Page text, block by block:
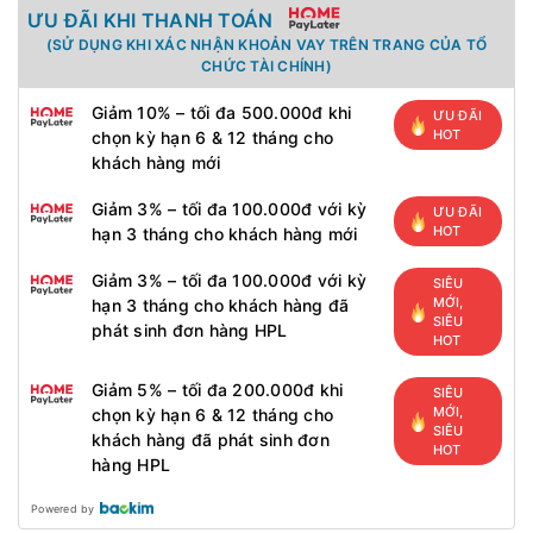
ƯU ĐÃI KHI THANH TOÁN
(SỬ DỤNG KHI XÁC NHẬN KHOẢN VAY TRÊN TRANG CỦA TỔ
CHỨC TÀI CHÍNH)
Giảm 10% – tối đa 500.000đ khi
chọn kỳ hạn 6 & 12 tháng cho
khách hàng mới
ƯU ĐÃI
HOT
Giảm 3% – tối đa 100.000đ với kỳ
hạn 3 tháng cho khách hàng mới
ƯU ĐÃI
HOT
Giảm 3% – tối đa 100.000đ với kỳ
hạn 3 tháng cho khách hàng đã
phát sinh đơn hàng HPL
SIÊU
MỚI,
SIÊU
HOT
Giảm 5% – tối đa 200.000đ khi
chọn kỳ hạn 6 & 12 tháng cho
khách hàng đã phát sinh đơn
hàng HPL
SIÊU
MỚI,
SIÊU
HOT
Powered by